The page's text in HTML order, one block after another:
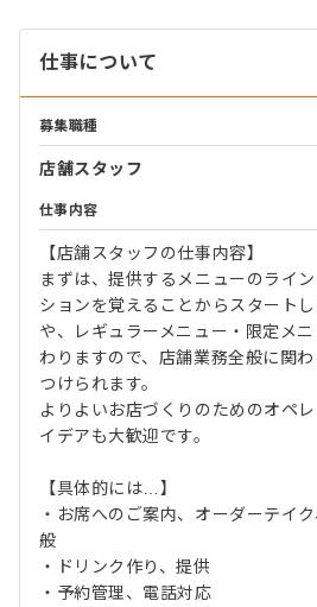
仕事について
募集職種
店舗スタッフ
仕事内容
【店舗スタッフの仕事内容】
まずは、提供するメニューのライ
ションを覚えることからスタート
や、レギュラーメニュー・限定メ
わりますので、店舗業務全般に関
つけられます。
よりよいお店づくりのためのオペ
イデアも大歓迎です。
【具体的には…】
・お席へのご案内、オーダーテイ
般
・ドリンク作り、提供
・予約管理、電話対応